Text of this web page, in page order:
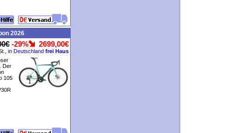
2026
-29% 2699,00€
in Deutschland frei Haus
Der
105